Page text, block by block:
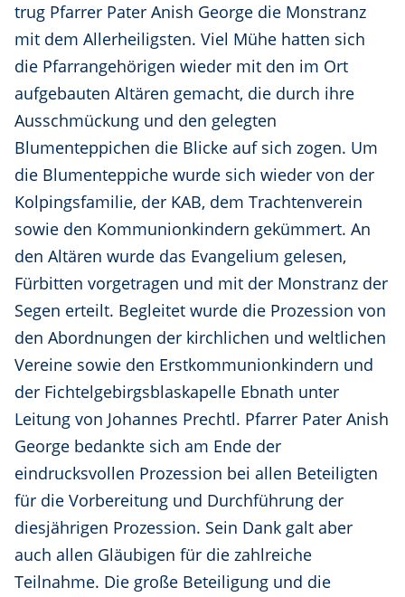
trug Pfarrer Pater Anish George die Monstranz
mit dem Allerheiligsten. Viel Mühe hatten sich
die Pfarrangehörigen wieder mit den im Ort
aufgebauten Altären gemacht, die durch ihre
Ausschmückung und den gelegten
Blumenteppichen die Blicke auf sich zogen. Um
die Blumenteppiche wurde sich wieder von der
Kolpingsfamilie, der KAB, dem Trachtenverein
sowie den Kommunionkindern gekümmert. An
den Altären wurde das Evangelium gelesen,
Fürbitten vorgetragen und mit der Monstranz der
Segen erteilt. Begleitet wurde die Prozession von
den Abordnungen der kirchlichen und weltlichen
Vereine sowie den Erstkommunionkindern und
der Fichtelgebirgsblaskapelle Ebnath unter
Leitung von Johannes Prechtl. Pfarrer Pater Anish
George bedankte sich am Ende der
eindrucksvollen Prozession bei allen Beteiligten
für die Vorbereitung und Durchführung der
diesjährigen Prozession. Sein Dank galt aber
auch allen Gläubigen für die zahlreiche
Teilnahme. Die große Beteiligung und die